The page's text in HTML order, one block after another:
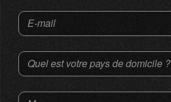
E-mail
Quel est votre pays de domicile ?